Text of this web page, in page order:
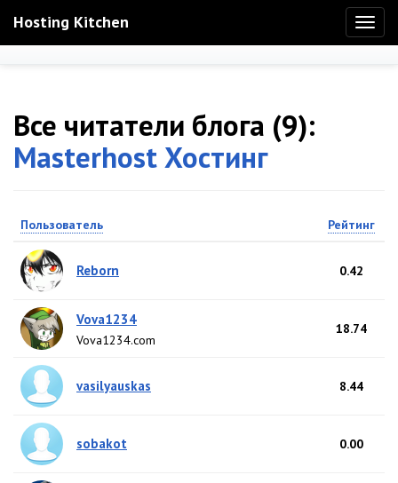
Hosting Kitchen
Все читатели блога (9):
Masterhost Хостинг
Пользователь Рейтинг
Reborn 0.42
Vova1234
Vova1234.com
18.74
vasilyauskas 8.44
sobakot 0.00